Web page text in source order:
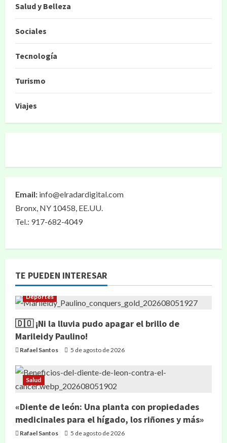
Salud y Belleza
Sociales
Tecnología
Turismo
Viajes
Email: info@elradardigital.com
Bronx, NY 10458, EE.UU.
Tel.: 917-682-4049
TE PUEDEN INTERESAR
Deportes
🇩🇴 ¡Ni la lluvia pudo apagar el brillo de
Marileidy Paulino!
Rafael Santos 5 de agosto de 2026
Salud
«Diente de león: Una planta con propiedades
medicinales para el hígado, los riñones y más»
Rafael Santos 5 de agosto de 2026